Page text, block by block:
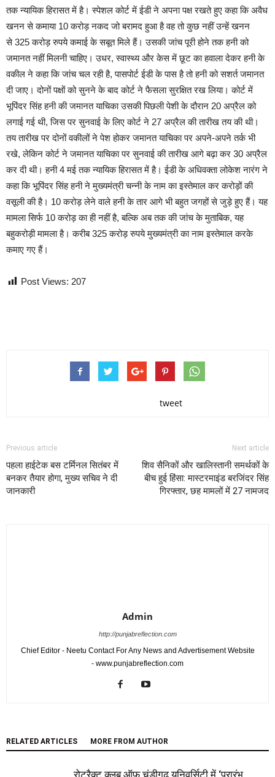
तक न्यायिक हिरासत में है। स्पेशल कोर्ट में ईडी ने अपना पक्ष रखते हुए कहा कि अवैध
खनन से कमाया 10 करोड़ नकद जो बरामद हुआ है वह तो कुछ नहीं उन्हें खनन
से 325 करोड़ रुपये कमाई के सबूत मिले हैं। उसकी जांच पूरी होने तक हनी को
जमानत नहीं मिलनी चाहिए। उधर, स्वास्थ्य और केस में छूट का हवाला देकर हनी के
वकील ने कहा कि जांच चल रही है, पासपोर्ट ईडी के पास है तो हनी को सशर्त जमानत
दी जाए। दोनों पक्षों को सुनने के बाद कोर्ट ने फैसला सुरक्षित रख लिया। कोर्ट में
भूपिंदर सिंह हनी की जमानत याचिका उसकी पिछली पेशी के दौरान 20 अप्रैल को
लगाई गई थी, जिस पर सुनवाई के लिए कोर्ट ने 27 अप्रैल की तारीख तय की थी।
तय तारीख पर दोनों वकीलों ने पेश होकर जमानत याचिका पर अपने-अपने तर्क भी
रखे, लेकिन कोर्ट ने जमानत याचिका पर सुनवाई की तारीख आगे बढ़ा कर 30 अप्रैल
कर दी थी। हनी 4 मई तक न्यायिक हिरासत में है। ईडी के अधिवक्ता लोकेश नारंग ने
कहा कि भूपिंदर सिंह हनी ने मुख्यमंत्री चन्नी के नाम का इस्तेमाल कर करोड़ों की
वसूली की है। 10 करोड़ लेने वाले हनी के तार आगे भी बहुत जगहों से जुड़े हुए हैं। यह
मामला सिर्फ 10 करोड़ का ही नहीं है, बल्कि अब तक की जांच के मुताबिक, यह
बहुकरोड़ी मामला है। करीब 325 करोड़ रुपये मुख्यमंत्री का नाम इस्तेमाल करके
कमाए गए हैं।
Post Views: 207
tweet
Previous article
पहला हाईटेक बस टर्मिनल सितंबर में
बनकर तैयार होगा, मुख्य सचिव ने दी
जानकारी
Next article
शिव सैनिकों और खालिस्तानी समर्थकों के
बीच हुई हिंसा: मास्टरमाइंड बरजिंदर सिंह
गिरफ्तार, छह मामलों में 27 नामजद
Admin
http://punjabreflection.com
Chief Editor - Neetu Contact For Any News and Advertisement Website
- www.punjabreflection.com
RELATED ARTICLES MORE FROM AUTHOR
रोटरैक्ट क्लब ऑफ चंडीगढ़ यूनिवर्सिटी में ‘प्रारंभ